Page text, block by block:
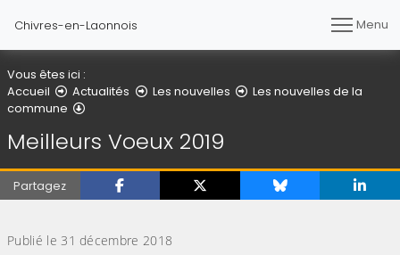
Chivres-en-Laonnois Menu
Vous êtes ici :
Accueil
Actualités Les nouvelles
Les nouvelles de la
commune
Meilleurs Voeux 2019
Partagez
Publié le 31 décembre 2018